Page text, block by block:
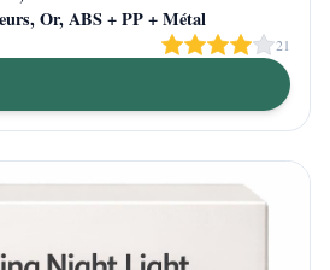
Or, ABS + PP + Métal
21